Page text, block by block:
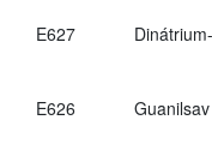
E627
E626 Guanilsav